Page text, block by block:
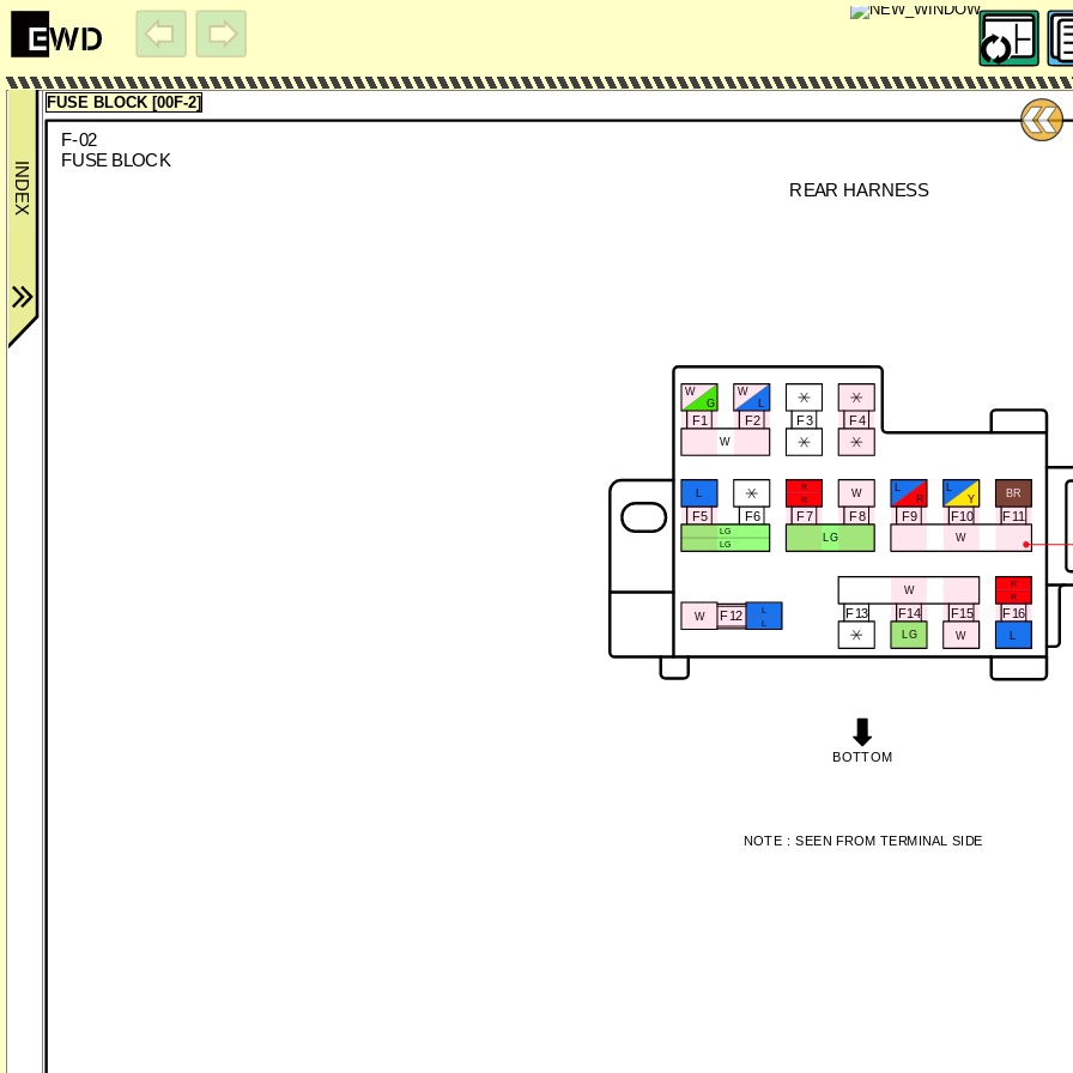
W
L
Y
L
R
W
L
W
G
R
R
LG
R
R
W
BR
W
L
L
W
L
L
W
W
NOTE : SEEN FROM TERMINAL SIDE
F-02
FUSE BLOCK
REAR HARNESS
BOTTOM
F1 F2 F3 F4
F5 F6 F7 F8 F9 F10 F11
F13 F14 F15 F16
F12
LG
LG
LG
FUSE BLOCK [00F-2]